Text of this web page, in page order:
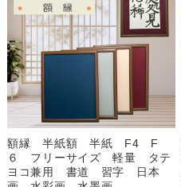
額縁 半紙額 半紙 F4 F
６ フリーサイズ 軽量 タテ
ヨコ兼用 書道 習字 日本